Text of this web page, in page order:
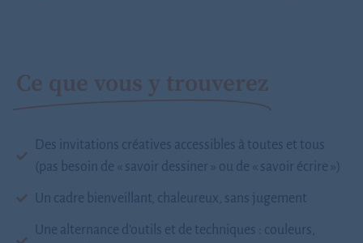
Ce que vous y trouverez
Des invitations créatives accessibles à toutes et tous
(pas besoin de « savoir dessiner » ou de « savoir écrire »)
Un cadre bienveillant, chaleureux, sans jugement
Une alternance d’outils et de techniques : couleurs,